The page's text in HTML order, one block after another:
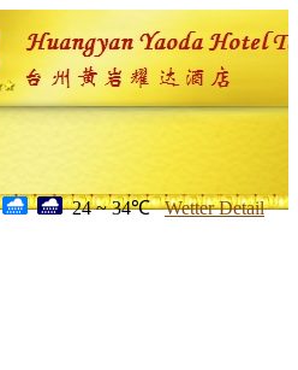
24 ~ 34℃ Wetter Detail